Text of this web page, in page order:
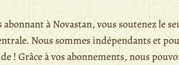
abonnant à Novastan, vous soutenez le
Nous sommes indépendants et
! Grâce à vos abonnements, nous